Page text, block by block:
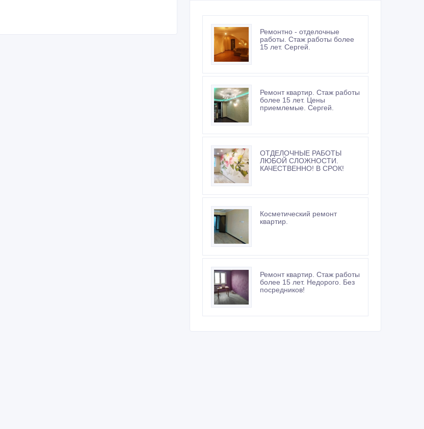
Ремонтно - отделочные
работы. Стаж работы более
15 лет. Сергей.
Ремонт квартир. Стаж работы
более 15 лет. Цены
приемлемые. Сергей.
ОТДЕЛОЧНЫЕ РАБОТЫ
ЛЮБОЙ СЛОЖНОСТИ.
КАЧЕСТВЕННО! В СРОК!
Косметический ремонт
квартир.
Ремонт квартир. Стаж работы
более 15 лет. Недорого. Без
посредников!